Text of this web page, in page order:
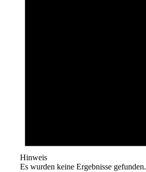
Hinweis
Es wurden keine Ergebnisse gefunden.